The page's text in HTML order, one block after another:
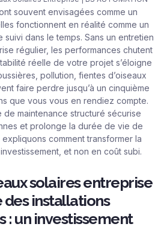
souvent envisagées comme un
fonctionnent en réalité comme un
dans le temps. Sans un entretien
régulier, les performances chutent
réelle de votre projet s’éloigne
pollution, fientes d’oiseaux
faire perdre jusqu’à un cinquième
que vous vous en rendiez compte.
de maintenance structuré sécurise
et prolonge la durée de vie de
comment transformer la
et non en coût subi.
solaires entreprise
installations
: un investissement